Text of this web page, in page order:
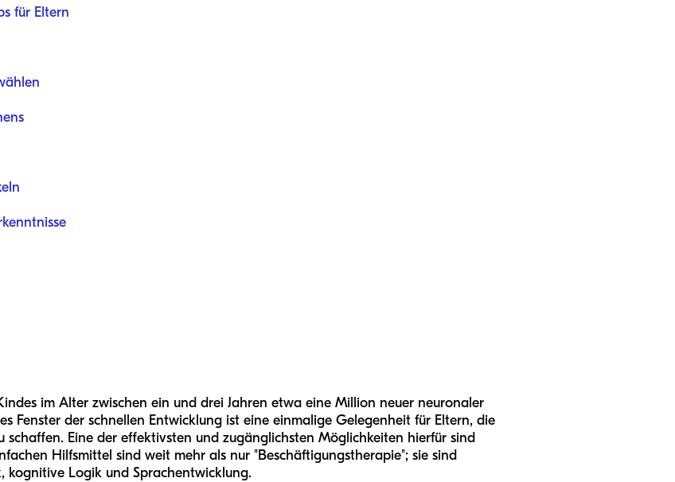
für Eltern
im Alter zwischen ein und drei Jahren etwa eine Million neuer neuronaler
Fenster der schnellen Entwicklung ist eine einmalige Gelegenheit für Eltern, die
schaffen. Eine der effektivsten und zugänglichsten Möglichkeiten hierfür sind
Hilfsmittel sind weit mehr als nur "Beschäftigungstherapie"; sie sind
kognitive Logik und Sprachentwicklung.